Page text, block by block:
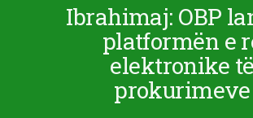
Ibrahimaj: OBP
platformën e
elektronike të
prokurimeve